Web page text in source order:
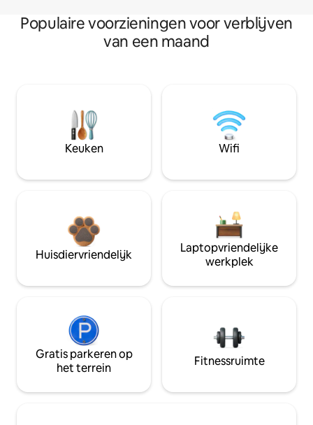
Populaire voorzieningen voor verblijven
van een maand
Keuken Wifi
Huisdiervriendelijk
Laptopvriendelijke
werkplek
Gratis parkeren op
het terrein
Fitnessruimte